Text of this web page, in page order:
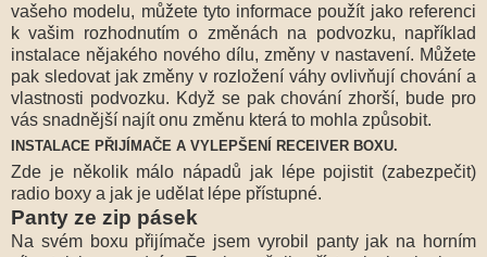
vašeho modelu, můžete tyto informace použít jako referenci
k vašim rozhodnutím o změnách na podvozku, například
instalace nějakého nového dílu, změny v nastavení. Můžete
pak sledovat jak změny v rozložení váhy ovlivňují chování a
vlastnosti podvozku. Když se pak chování zhorší, bude pro
vás snadnější najít onu změnu která to mohla způsobit.
INSTALACE PŘIJÍMAČE A VYLEPŠENÍ RECEIVER BOXU.
Zde je několik málo nápadů jak lépe pojistit (zabezpečit)
radio boxy a jak je udělat lépe přístupné.
Panty ze zip pásek
Na svém boxu přijímače jsem vyrobil panty jak na horním